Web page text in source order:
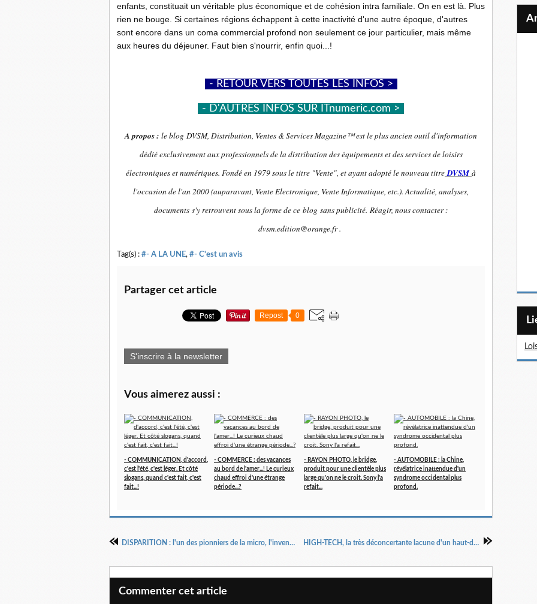
enfants, constituait un véritable plus économique et de cohésion intra familiale. On en est là. Plus
rien ne bouge. Si certaines régions échappent à cette inactivité d'une autre époque, d'autres
sont encore dans un coma commercial profond non seulement ce jour particulier, mais même
aux heures du déjeuner. Faut bien s'nourrir, enfin quoi...!
- RETOUR VERS TOUTES LES INFOS >
- D'AUTRES INFOS SUR ITnumeric.com >
A propos : le blog DVSM, Distribution, Ventes & Services Magazine™ est le plus ancien outil d'information
dédié exclusivement aux professionnels de la distribution des équipements et des services de loisirs
électroniques et numériques. Fondé en 1979 sous le titre "Vente", et ayant adopté le nouveau titre DVSM à
l'occasion de l'an 2000 (auparavant, Vente Electronique, Vente Informatique, etc.). Actualité, analyses,
documents s'y retrouvent sous la forme de ce blog sans publicité. Réagir, nous contacter :
dvsm.edition@orange.fr .
Tag(s) : #- A LA UNE, #- C'est un avis
Partager cet article
Repost 0
S'inscrire à la newsletter
Vous aimerez aussi :
- COMMUNICATION, d'accord,
c'est l'été, c'est léger. Et côté
slogans, quand c'est fait, c'est
fait...!
- COMMERCE : des vacances
au bord de l'amer...! Le curieux
chaud effroi d'une étrange
période...?
- RAYON PHOTO, le bridge,
produit pour une clientèle plus
large qu'on ne le croit. Sony l'a
refait...
- AUTOMOBILE : la Chine,
révélatrice inattendue d'un
syndrome occidental plus
profond.
DISPARITION : l'un des pionniers de la micro, l'inventeur Clive Sinclair est décédé. HIGH-TECH, la très déconcertante lacune d'un haut-de-gamme à valeur éphémère...
Commenter cet article